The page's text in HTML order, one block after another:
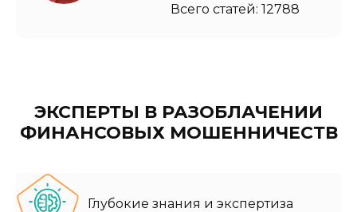
Всего статей: 12788
ЭКСПЕРТЫ В РАЗОБЛАЧЕНИИ
ФИНАНСОВЫХ МОШЕННИЧЕСТВ
Глубокие знания и экспертиза